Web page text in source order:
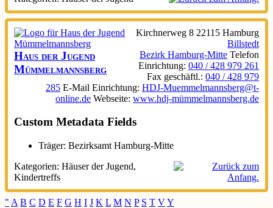
Haus der Jugend
Mümmelmannsberg
Kirchnerweg 8 22115 Hamburg
Billstedt
Bezirk Hamburg-Mitte Telefon
Einrichtung: 040 / 428 979 261
Fax geschäftl.: 040 / 428 979
285 E-Mail Einrichtung: HDJ-Muemmelmannsberg@t-
online.de Webseite: www.hdj-mümmelmannsberg.de
Custom Metadata Fields
Träger: Bezirksamt Hamburg-Mitte
Kategorien: Häuser der Jugend,
Kindertreffs
" A B C D E F G H I J K L M N P S T VY